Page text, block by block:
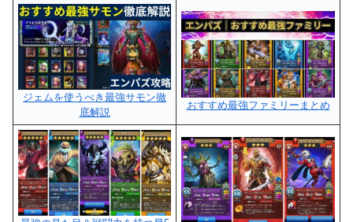
ジェムを使うべき最強サモン徹
底解説
おすすめ最強ファミリーまとめ